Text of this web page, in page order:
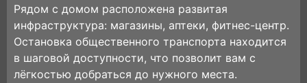
Рядом с домом расположена развитая
инфраструктура: магазины, аптеки, фитнес-центр.
Остановка общественного транспорта находится
в шаговой доступности, что позволит вам с
лёгкостью добраться до нужного места.